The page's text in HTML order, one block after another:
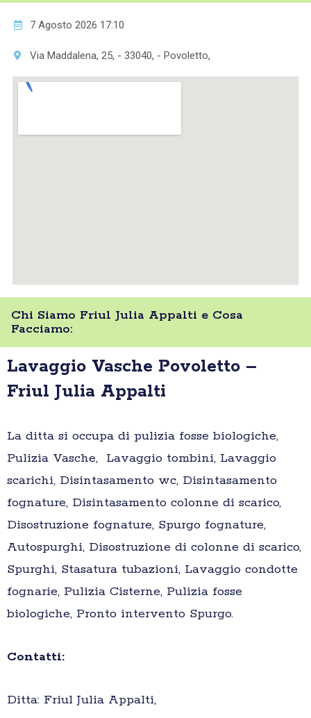
7 Agosto 2026 17:10
Via Maddalena, 25, - 33040, - Povoletto,
Chi Siamo Friul Julia Appalti e Cosa
Facciamo:
Lavaggio Vasche Povoletto –
Friul Julia Appalti
La ditta si occupa di pulizia fosse biologiche,
Pulizia Vasche, Lavaggio tombini, Lavaggio
scarichi, Disintasamento wc, Disintasamento
fognature, Disintasamento colonne di scarico,
Disostruzione fognature, Spurgo fognature,
Autospurghi, Disostruzione di colonne di scarico,
Spurghi, Stasatura tubazioni, Lavaggio condotte
fognarie, Pulizia Cisterne, Pulizia fosse
biologiche, Pronto intervento Spurgo.
Contatti:
Ditta: Friul Julia Appalti,